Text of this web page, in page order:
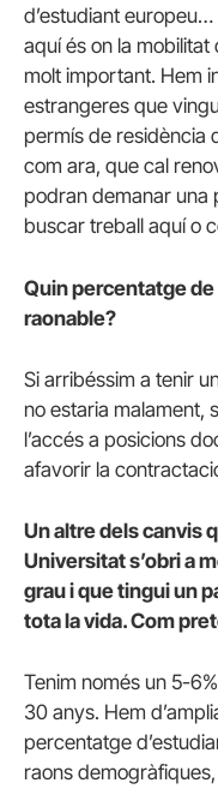
d’estudiant
aquí és on la mobilitat
molt important. Hem
estrangeres que
permís de residència
com ara, que cal
podran demanar una
buscar treball aquí o
Quin percentatge
raonable?
Si arribéssim a tenir
no estaria malament,
l’accés a posicions
afavorir la
Un altre dels canvis
Universitat s’obri a
grau i que tingui un
tota la vida. Com
Tenim només un 5-
30 anys. Hem
percentatge
raons